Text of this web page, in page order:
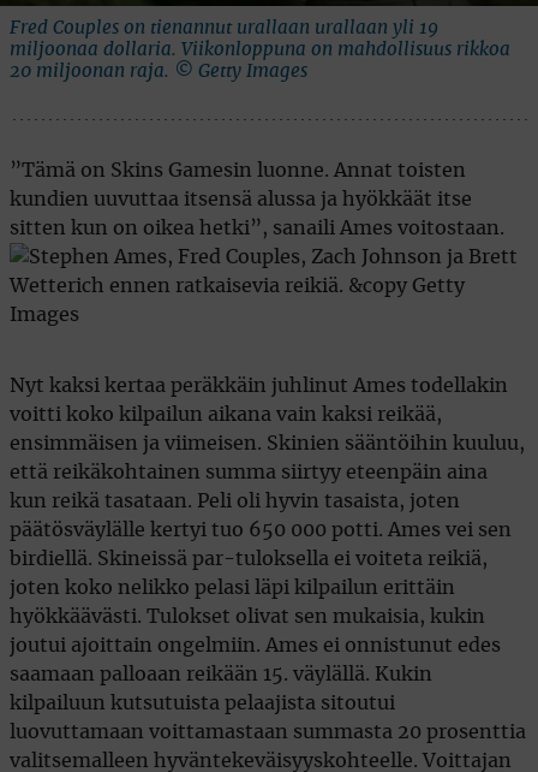
Fred Couples on tienannut urallaan urallaan yli 19
miljoonaa dollaria. Viikonloppuna on mahdollisuus rikkoa
20 miljoonan raja. © Getty Images
”Tämä on Skins Gamesin luonne. Annat toisten
kundien uuvuttaa itsensä alussa ja hyökkäät itse
sitten kun on oikea hetki”, sanaili Ames voitostaan.
Nyt kaksi kertaa peräkkäin juhlinut Ames todellakin
voitti koko kilpailun aikana vain kaksi reikää,
ensimmäisen ja viimeisen. Skinien sääntöihin kuuluu,
että reikäkohtainen summa siirtyy eteenpäin aina
kun reikä tasataan. Peli oli hyvin tasaista, joten
päätösväylälle kertyi tuo 650 000 potti. Ames vei sen
birdiellä. Skineissä par-tuloksella ei voiteta reikiä,
joten koko nelikko pelasi läpi kilpailun erittäin
hyökkäävästi. Tulokset olivat sen mukaisia, kukin
joutui ajoittain ongelmiin. Ames ei onnistunut edes
saamaan palloaan reikään 15. väylällä. Kukin
kilpailuun kutsutuista pelaajista sitoutui
luovuttamaan voittamastaan summasta 20 prosenttia
valitsemalleen hyväntekeväisyyskohteelle. Voittajan